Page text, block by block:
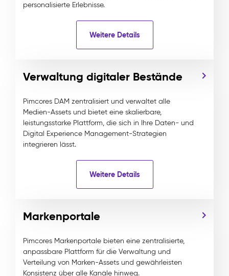
personalisierte Erlebnisse.
Weitere Details
Verwaltung digitaler Bestände
Pimcores DAM zentralisiert und verwaltet alle
Medien-Assets und bietet eine skalierbare,
leistungsstarke Plattform, die sich in Ihre Daten- und
Digital Experience Management-Strategien
integrieren lässt.
Weitere Details
Markenportale
Pimcores Markenportale bieten eine zentralisierte,
anpassbare Plattform für die Verwaltung und
Verteilung von Marken-Assets und gewährleisten
Konsistenz über alle Kanäle hinweg.